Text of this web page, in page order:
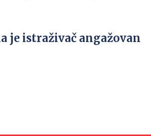
je istraživač angažovan